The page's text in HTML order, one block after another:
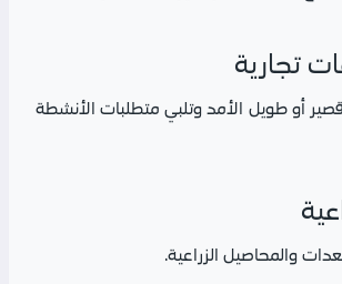
أو طويل الأمد وتلبي متطلبات الأنشطة
والمحاصيل الزراعية.